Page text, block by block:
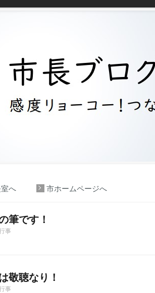
へ 市ホームページへ
筆です！
事
敬聴なり！
事